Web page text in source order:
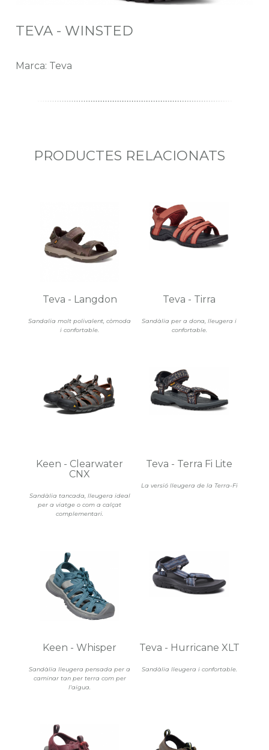
TEVA - WINSTED
Marca: Teva
PRODUCTES RELACIONATS
Sandalia molt polivalent, còmoda
i confortable.
Teva - Langdon
Sandàlia per a dona, lleugera i
confortable.
Teva - Tirra
Sandàlia tancada, lleugera ideal
per a viatge o com a calçat
complementari.
Keen - Clearwater
CNX
La versió lleugera de la Terra-Fi
Teva - Terra Fi Lite
Sandàlia lleugera pensada per a
caminar tan per terra com per
l'aigua.
Keen - Whisper
Sandàlia lleugera i confortable.
Teva - Hurricane XLT